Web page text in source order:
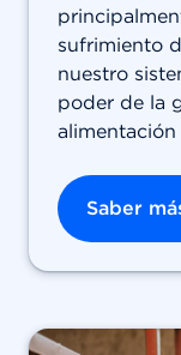
sufrimiento
nuestro
poder de la
Saber